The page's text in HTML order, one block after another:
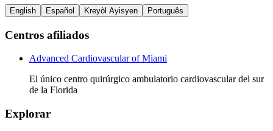
English Español Kreyòl Ayisyen Português
Centros afiliados
Advanced Cardiovascular of Miami
El único centro quirúrgico ambulatorio cardiovascular del sur
de la Florida
Explorar